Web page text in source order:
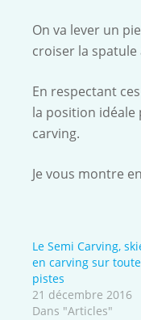
On va lever un
croiser la spatule
En respectant
la position
carving.
Je vous montre
Le Semi Carving,
en carving sur
pistes
21 décembre 2016
Dans "Articles"